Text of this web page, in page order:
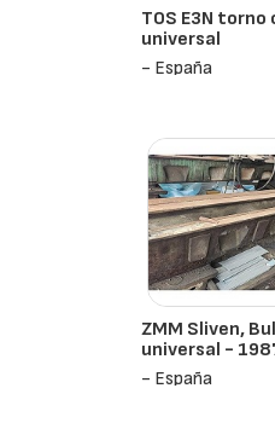
TOS E3N
universal
- España
ZMM Sliven,
universal -
- España